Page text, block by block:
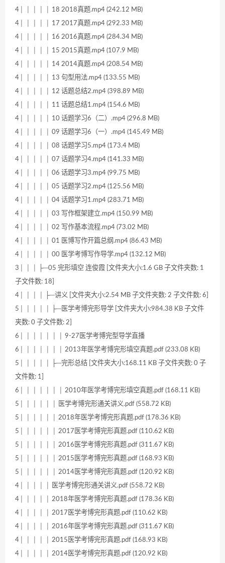
4│ │ │ │ │ 18 2018真题.mp4 (242.12 MB)
4│ │ │ │ │ 17 2017真题.mp4 (292.33 MB)
4│ │ │ │ │ 16 2016真题.mp4 (284.34 MB)
4│ │ │ │ │ 15 2015真题.mp4 (107.9 MB)
4│ │ │ │ │ 14 2014真题.mp4 (208.54 MB)
4│ │ │ │ │ 13 句型用法.mp4 (133.55 MB)
4│ │ │ │ │ 12 话题总结2.mp4 (398.89 MB)
4│ │ │ │ │ 11 话题总结1.mp4 (154.6 MB)
4│ │ │ │ │ 10 话题学习6（二）.mp4 (296.8 MB)
4│ │ │ │ │ 09 话题学习6（一）.mp4 (145.49 MB)
4│ │ │ │ │ 08 话题学习5.mp4 (173.4 MB)
4│ │ │ │ │ 07 话题学习4.mp4 (141.33 MB)
4│ │ │ │ │ 06 话题学习3.mp4 (99.75 MB)
4│ │ │ │ │ 05 话题学习2.mp4 (125.56 MB)
4│ │ │ │ │ 04 话题学习1.mp4 (283.71 MB)
4│ │ │ │ │ 03 写作框架建立.mp4 (150.99 MB)
4│ │ │ │ │ 02 写作基本流程.mp4 (73.02 MB)
4│ │ │ │ │ 01 医博写作开篇总纲.mp4 (86.43 MB)
4│ │ │ │ │ 00 医学考博写作导学.mp4 (132.12 MB)
3│ │ │ ├─05 完形填空 连俊霞 [文件夹大小:1.6 GB 子文件夹数: 1
子文件数: 18]
4│ │ │ │ ├─讲义 [文件夹大小:2.54 MB 子文件夹数: 2 子文件数: 6]
5│ │ │ │ │ ├─医学考博完形导学 [文件夹大小:984.38 KB 子文件
夹数: 0 子文件数: 2]
6│ │ │ │ │ │ │ 9-27医学考博完型导学直播
6│ │ │ │ │ │ │ 2013年医学考博完形填空真题.pdf (233.08 KB)
5│ │ │ │ │ ├─完形总结 [文件夹大小:168.11 KB 子文件夹数: 0 子
文件数: 1]
6│ │ │ │ │ │ │ 2010年医学考博完形填空真题.pdf (168.11 KB)
5│ │ │ │ │ │ 医学考博完形通关讲义.pdf (558.72 KB)
5│ │ │ │ │ │ 2018年医学考博完形真题.pdf (178.36 KB)
5│ │ │ │ │ │ 2017医学考博完形真题.pdf (110.62 KB)
5│ │ │ │ │ │ 2016医学考博完形真题.pdf (311.67 KB)
5│ │ │ │ │ │ 2015医学考博完形真题.pdf (168.93 KB)
5│ │ │ │ │ │ 2014医学考博完形真题.pdf (120.92 KB)
4│ │ │ │ │ 医学考博完形通关讲义.pdf (558.72 KB)
4│ │ │ │ │ 2018年医学考博完形真题.pdf (178.36 KB)
4│ │ │ │ │ 2017医学考博完形真题.pdf (110.62 KB)
4│ │ │ │ │ 2016年医学考博完形真题.pdf (311.67 KB)
4│ │ │ │ │ 2015医学考博完形真题.pdf (168.93 KB)
4│ │ │ │ │ 2014医学考博完形真题.pdf (120.92 KB)